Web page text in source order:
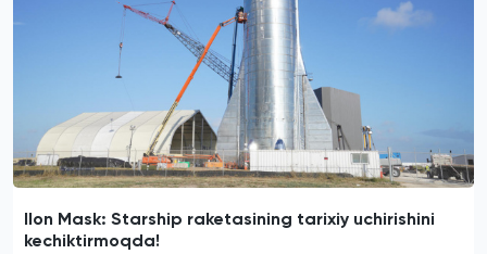
Ilon Mask: Starship raketasining tarixiy uchirishini
kechiktirmoqda!